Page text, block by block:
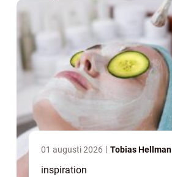
01 augusti 2026 Tobias Hellman
inspiration